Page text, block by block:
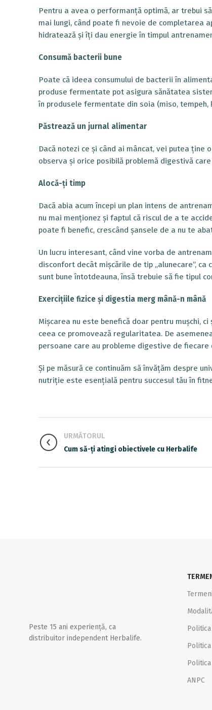
Pentru a avea o performanță optimă, ar trebui
mai lungi, când poate fi nevoie de completarea
hidratează și îți dau energie în timpul
Consumă bacterii bune
Poate că ideea consumului de bacterii în
produse fermentate pot asigura sănătatea
în produsele fermentate din soia (miso,
Păstrează un jurnal alimentar
Dacă notezi ce și când ai mâncat, vei putea
observa și orice posibilă problemă digestivă
Alocă-ți timp
Dacă abia acum începi un plan intens de
nu mai menționez și faptul că riscul de a te
poate fi benefic, crescând șansele de a nu te
Un lucru interesant, când vine vorba de
disconfort decât mișcările de tip „alunecare”,
sunt bune întotdeauna, însă trebuie să fie tipul
Exercițiile fizice și digestia merg mână-n mână
Mișcarea nu este benefică doar pentru mușchi,
ceea ce promovează regularitatea. De
persoane care au probleme digestive de
Și pe măsură ce continuăm să învățăm despre
nutriție este esențială pentru succesul tău în
URMĂTORUL
Cum să-ți atingi obiectivele cu Herbalife
Peste 15 ani experiență, ca
distribuitor independent Herbalife.
ANPC